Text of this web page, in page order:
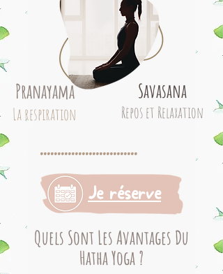
Savasana
Repos et Relaxation
Pranayama
La respiration
............................
Je réserve
Quels Sont Les Avantages Du
Hatha Yoga ?